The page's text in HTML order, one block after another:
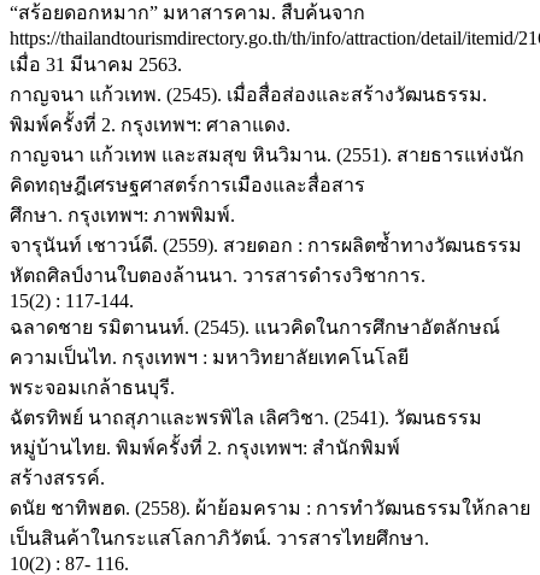
“สร้อยดอกหมาก” มหาสารคาม. สืบค้นจาก
https://thailandtourismdirectory.go.th/th/info/attraction/detail/itemid/
เมื่อ 31 มีนาคม 2563.
กาญจนา แก้วเทพ. (2545). เมื่อสื่อส่องและสร้างวัฒนธรรม.
พิมพ์ครั้งที่ 2. กรุงเทพฯ: ศาลาแดง.
กาญจนา แก้วเทพ และสมสุข หินวิมาน. (2551). สายธารแห่งนัก
คิดทฤษฎีเศรษฐศาสตร์การเมืองและสื่อสาร
ศึกษา. กรุงเทพฯ: ภาพพิมพ์.
จารุนันท์ เชาวน์ดี. (2559). สวยดอก : การผลิตซ้ำทางวัฒนธรรม
หัตถศิลป์งานใบตองล้านนา. วารสารดำรงวิชาการ.
15(2) : 117-144.
ฉลาดชาย รมิตานนท์. (2545). แนวคิดในการศึกษาอัตลักษณ์
ความเป็นไท. กรุงเทพฯ : มหาวิทยาลัยเทคโนโลยี
พระจอมเกล้าธนบุรี.
ฉัตรทิพย์ นาถสุภาและพรพิไล เลิศวิชา. (2541). วัฒนธรรม
หมู่บ้านไทย. พิมพ์ครั้งที่ 2. กรุงเทพฯ: สำนักพิมพ์
สร้างสรรค์.
ดนัย ชาทิพฮด. (2558). ผ้าย้อมคราม : การทำวัฒนธรรมให้กลาย
เป็นสินค้าในกระแสโลกาภิวัตน์. วารสารไทยศึกษา.
10(2) : 87- 116.